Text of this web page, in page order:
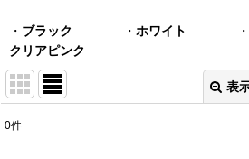
・ ブラック ・ ホワイト ・
クリアピンク
表
0件